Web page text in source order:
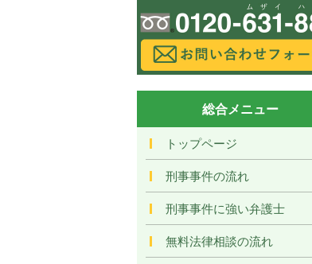
総合メニュー
トップページ
刑事事件の流れ
刑事事件に強い弁護士
無料法律相談の流れ